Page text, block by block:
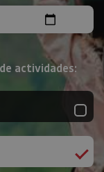
actividades: